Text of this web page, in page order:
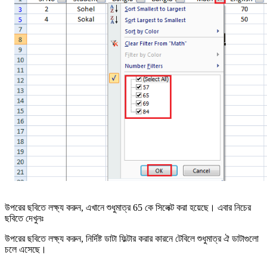
উপরের ছবিতে লক্ষ্য করুন, এখানে শুধুমাত্র 65 কে সিলেক্ট করা হয়েছে। এবার নিচের
ছবিতে দেখুনঃ
উপরের ছবিতে লক্ষ্য করুন, নির্দিষ্ট ডাটা ফিল্টার করার কারনে টেবিলে শুধুমাত্র ঐ ডাটাগুলো
চলে এসেছে।